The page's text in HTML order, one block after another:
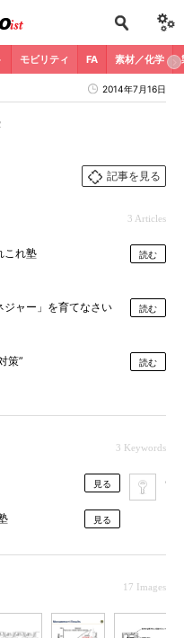
モビリティ FA 素材／化学
2014年7月16日
記事を見る
3 Articles
これ塾 読む
ジャー」を育てなさい 読む
策” 読む
3 Keywords
見る
見る
17 Images